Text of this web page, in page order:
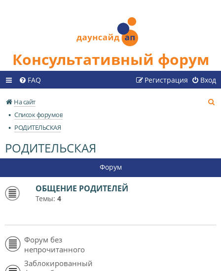
Консультативный форум
FAQ Вход
Регистрация
На сайт
Список форумов
РОДИТЕЛЬСКАЯ
РОДИТЕЛЬСКАЯ
Форум
ОБЩЕНИЕ РОДИТЕЛЕЙ
Темы: 4
Форум без
непрочитанного
Заблокированный